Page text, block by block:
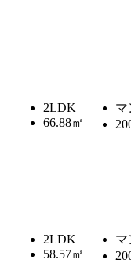
2LDK
66.88㎡
マ
2LDK
58.57㎡
マ